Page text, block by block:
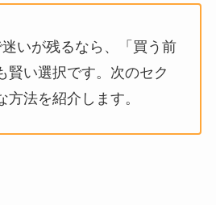
いが残るなら、「買う前
賢い選択です。次のセク
方法を紹介します。